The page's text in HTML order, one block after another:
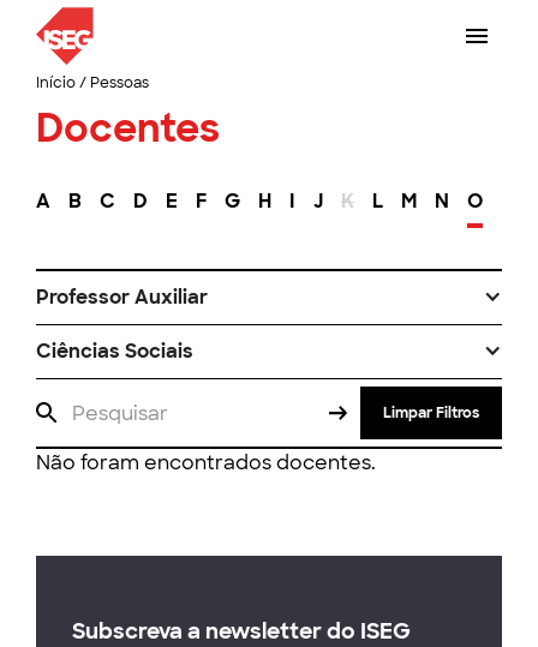
Início/ Pessoas
Docentes
A B C D E F G H I J K L M N O
Professor Auxiliar
Ciências Sociais
Limpar Filtros
Não foram encontrados docentes.
Subscreva a newsletter do ISEG